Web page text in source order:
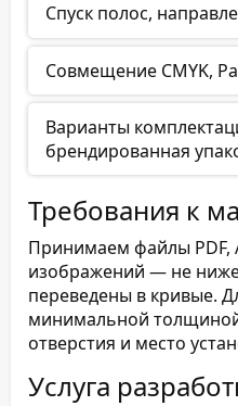
Спуск полос,
Совмещение CMYK,
Варианты
брендированная
Требования к
Принимаем файлы PDF,
изображений — не
переведены в кривые.
минимальной
отверстия и место
Услуга